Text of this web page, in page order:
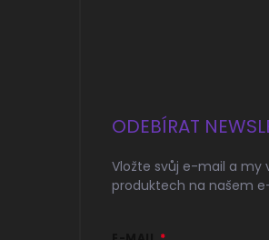
ODEBÍRAT
Vložte svůj e-mail a
produktech na našem